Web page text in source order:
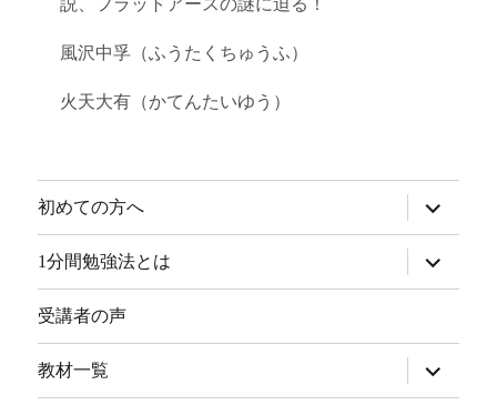
風沢中孚（ふうたくちゅうふ）
火天大有（かてんたいゆう）
初めての方へ
ブ
メ
ニ
ュ
ー
開
1分間勉強法とは
ブ
メ
ー
を
展
開
受講者の声
教材一覧
ブ
メ